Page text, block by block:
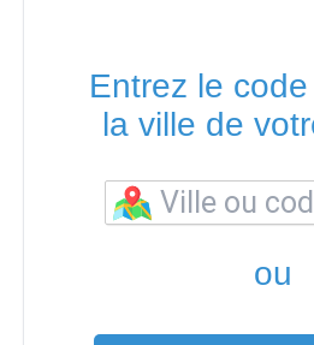
Entrez le
la ville de
ou